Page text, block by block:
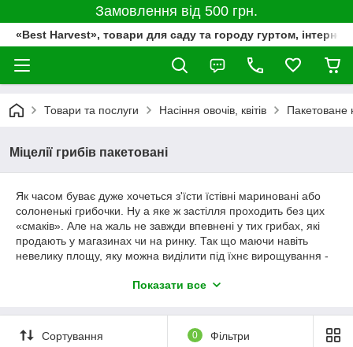
Замовлення від 500 грн.
«Best Harvest», товари для саду та городу гуртом,
Товари та послуги Насіння овочів, квітів Пакетоване
Міцелії грибів пакетовані
Як часом буває дуже хочеться з'їсти їстівні мариновані або
солоненькі грибочки. Ну а яке ж застілля проходить без цих
«смаків». Але на жаль не завжди впевнені у тих грибах, які
продають у магазинах чи на ринку. Так що маючи навіть
невелику площу, яку можна виділити під їхнє вирощування -
грибочками. А солити, маринувати чи просто їсти їх
найпопулярніші та найсмачніші сорти, які можна замовити в
Показати все
Сортування 0 Фільтри